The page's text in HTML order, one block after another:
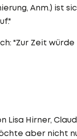
Anm.) ist
"Zur Zeit
Lisa Hirner,
aber nicht